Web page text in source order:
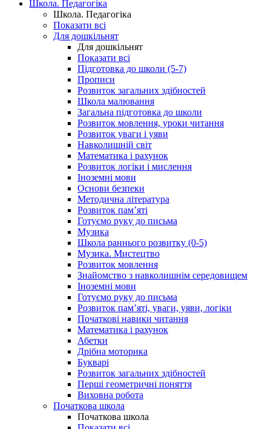
Школа. Педагогіка
Школа. Педагогіка
Показати всі
Для дошкільнят
Для дошкільнят
Показати всі
Підготовка до школи (5-7)
Прописи
Розвиток загальних здібностей
Школа малювання
Загальна підготовка до школи
Розвиток мовлення, уроки читання
Розвиток уваги і уяви
Навколишній світ
Математика і рахунок
Розвиток логіки і мислення
Іноземні мови
Основи безпеки
Методична література
Розвиток пам’яті
Готуємо руку до письма
Музика
Школа раннього розвитку (0-5)
Музика. Мистецтво
Розвиток мовлення
Знайомство з навколишнім середовищем
Іноземні мови
Готуємо руку до письма
Розвиток пам’яті, уваги, уяви, логіки
Початкові навики читання
Математика і рахунок
Абетки
Дрібна моторика
Букварі
Розвиток загальних здібностей
Перші геометричні поняття
Виховна робота
Початкова школа
Початкова школа